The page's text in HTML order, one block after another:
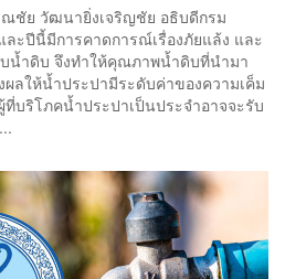
ชัย วัฒนายิ่งเจริญชัย อธิบดีกรม
ละปีนี้มีการคาดการณ์เรื่องภัยแล้ง และ
น้ำดิบ จึงทำให้คุณภาพน้ำดิบที่นำมา
ลให้น้ำประปามีระดับค่าของความเค็ม
ที่บริโภคน้ำประปาเป็นประจำอาจจะรับ